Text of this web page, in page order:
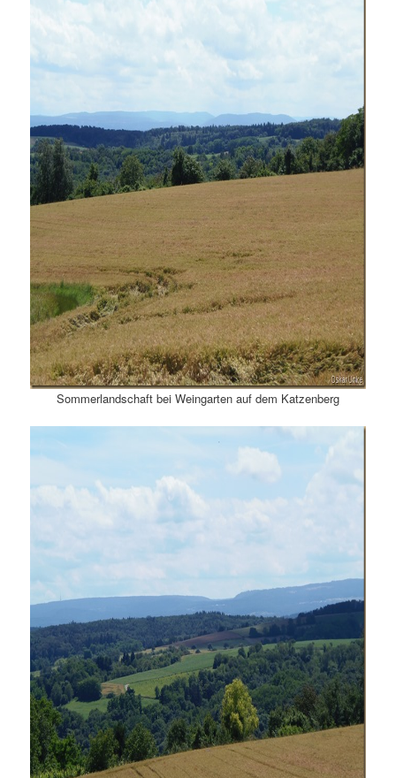
Sommerlandschaft bei Weingarten auf dem Katzenberg